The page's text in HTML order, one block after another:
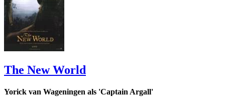
The New World
Yorick van Wageningen als 'Captain Argall'